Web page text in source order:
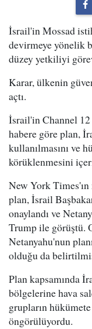
İsrail'in Mossad
devirmeye yönelik
düzey yetkiliyi
Karar, ülkenin
açtı.
İsrail'in Channel 12
habere göre plan,
kullanılmasını ve
körüklenmesini
New York Times'ın
plan, İsrail
onaylandı ve
Trump ile görüştü.
Netanyahu'nun
olduğu da
Plan kapsamında
bölgelerine hava
grupların
öngörülüyordu.